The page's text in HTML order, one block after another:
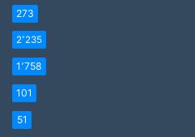
273
2٬235
1٬758
101
51